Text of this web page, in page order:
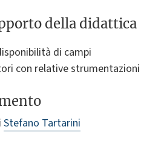
della didattica
di campi
con relative strumentazioni
Stefano Tartarini